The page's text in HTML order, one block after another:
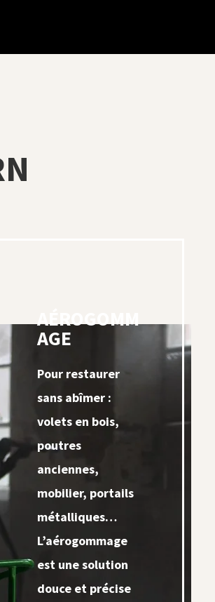
AÉROGOMM
AGE
Pour restaurer
sans abîmer :
volets en bois,
poutres
anciennes,
mobilier, portails
métalliques…
L’aérogommage
est une solution
douce et précise